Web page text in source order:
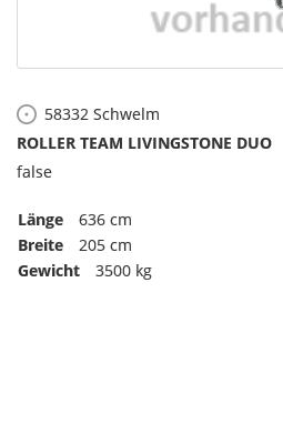
58332 Schwelm
ROLLER TEAM LIVINGSTONE DUO
false
Länge
636 cm
Breite
205 cm
Gewicht
3500 kg